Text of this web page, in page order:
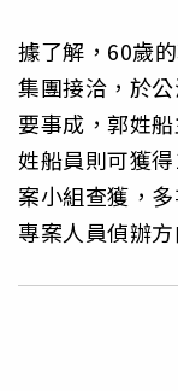
據了解，60歲
集團接洽，於
要事成，郭姓
姓船員則可獲
案小組查獲，
專案人員偵辦方